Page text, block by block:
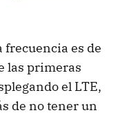
frecuencia es de
las primeras
el LTE,
de no tener un